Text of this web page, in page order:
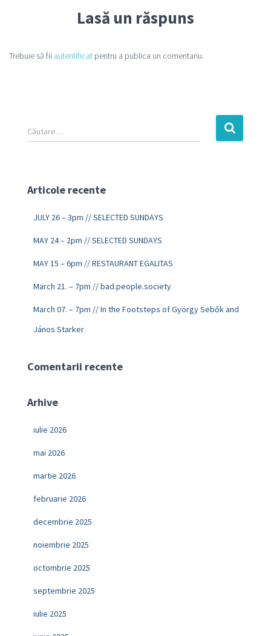
Lasă un răspuns
Trebuie să fii autentificat pentru a publica un comentariu.
Căutare…
Articole recente
JULY 26 – 3pm // SELECTED SUNDAYS
MAY 24 – 2pm // SELECTED SUNDAYS
MAY 15 – 6pm // RESTAURANT EGALITAS
March 21. – 7pm // bad.people.society
March 07. – 7pm // In the Footsteps of György Sebők and
János Starker
Comentarii recente
Arhive
iulie 2026
mai 2026
martie 2026
februarie 2026
decembrie 2025
noiembrie 2025
octombrie 2025
septembrie 2025
iulie 2025